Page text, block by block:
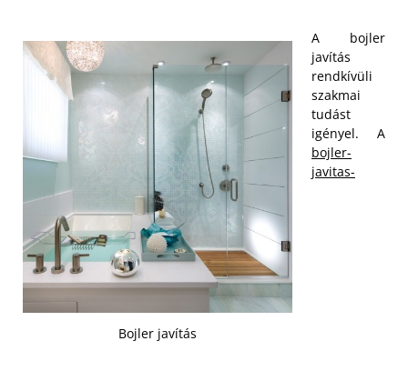
Bojler javítás
A bojler
javítás
rendkívüli
szakmai
tudást
igényel. A
bojler-
javitas-